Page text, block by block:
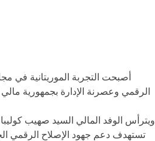
أصبحت التجربة الموريتانية في
ويترأس الوفد المالي السيد صهيب
تستهدف دعم جهود الإصلاح الرقمي